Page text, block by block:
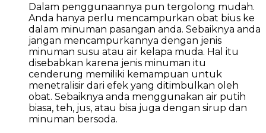
Dalam penggunaannya pun tergolong mudah.
Anda hanya perlu mencampurkan obat bius ke
dalam minuman pasangan anda. Sebaiknya anda
jangan mencampurkannya dengan jenis
minuman susu atau air kelapa muda. Hal itu
disebabkan karena jenis minuman itu
cenderung memiliki kemampuan untuk
menetralisir dari efek yang ditimbulkan oleh
obat. Sebaiknya anda menggunakan air putih
biasa, teh, jus, atau bisa juga dengan sirup dan
minuman bersoda.